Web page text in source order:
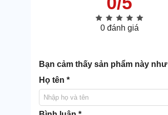
0 đánh giá
Bạn cảm thấy sản phẩm này
Họ tên *